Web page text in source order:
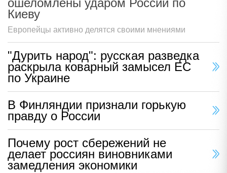
ошеломлены ударом России по
Киеву
Европейцы активно делятся своими мнениями
"Дурить народ": русская разведка
раскрыла коварный замысел ЕС
по Украине
В Финляндии признали горькую
правду о России
Почему рост сбережений не
делает россиян виновниками
замедления экономики